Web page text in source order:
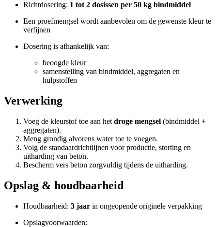
Richtdosering: 1 tot 2 dosissen per 50 kg bindmiddel
Een proefmengsel wordt aanbevolen om de gewenste kleur te
verfijnen
Dosering is afhankelijk van:
beoogde kleur
samenstelling van bindmiddel, aggregaten en
hulpstoffen
Verwerking
Voeg de kleurstof toe aan het droge mengsel (bindmiddel +
aggregaten).
Meng grondig alvorens water toe te voegen.
Volg de standaardrichtlijnen voor productie, storting en
uitharding van beton.
Bescherm vers beton zorgvuldig tijdens de uitharding.
Opslag & houdbaarheid
Houdbaarheid: 3 jaar in ongeopende originele verpakking
Opslagvoorwaarden: